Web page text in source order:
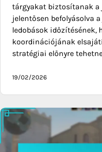
tárgyakat biztosítanak a
jelentősen befolyásolva
ledobások időzítésének,
koordinációjának
stratégiai előnyre
19/02/2026